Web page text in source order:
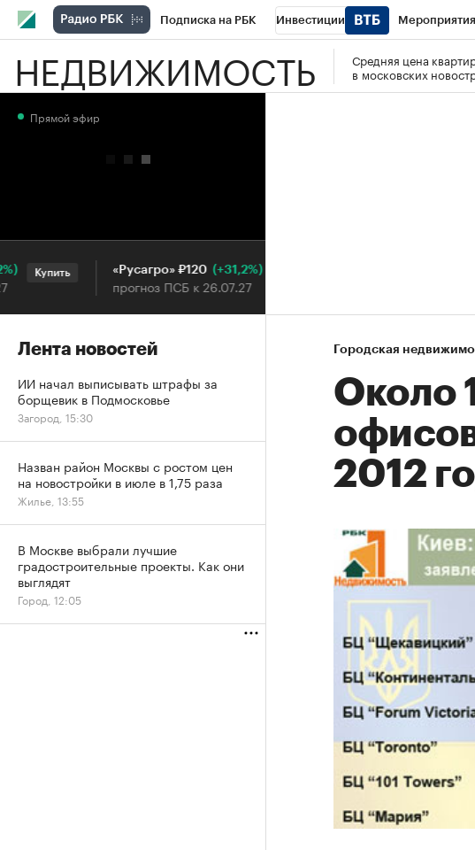
Подписка на РБК Инвестиции Мероприятия
РБК Вино Спорт Школа управления РБК РБК
НЕДВИЖИМОСТЬ
Средняя цена
в московских
Городская
Около
2012
Прямой эфир
Купить «Русагро» ₽120 (+31,2%)
прогноз ПСБ к 26.07.27
Купить
Лента новостей
ИИ начал выписывать штрафы за
борщевик в Подмосковье
Загород, 15:30
Назван район Москвы с ростом цен
на новостройки в июле в 1,75 раза
Жилье, 13:55
В Москве выбрали лучшие
градостроительные проекты. Как они
выглядят
Город, 12:05